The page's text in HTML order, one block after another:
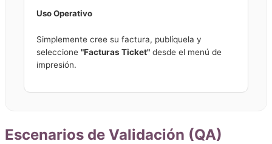
Uso Operativo
Simplemente cree su factura, publíquela y
seleccione "Facturas Ticket" desde el menú de
impresión.
Escenarios de Validación (QA)